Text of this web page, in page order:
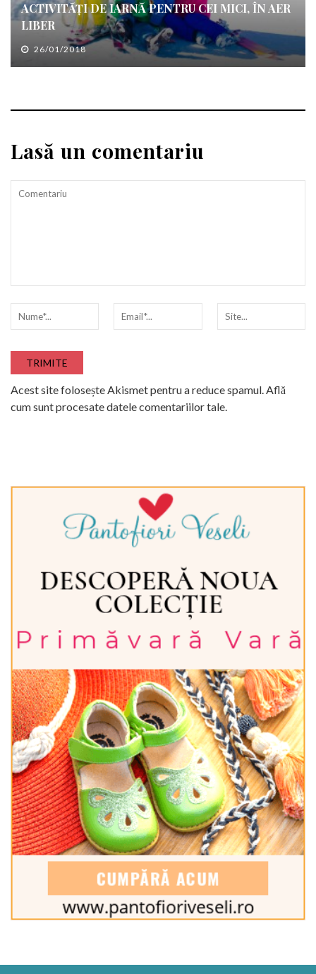
ACTIVITĂŢI DE IARNĂ PENTRU CEI MICI, ÎN AER
LIBER
26/01/2018
Lasă un comentariu
Acest site folosește Akismet pentru a reduce spamul.Află
cum sunt procesate datele comentariilor tale.